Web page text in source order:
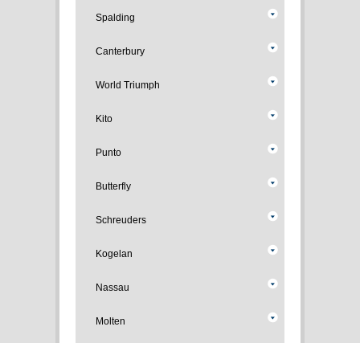
Spalding
Canterbury
World Triumph
Kito
Punto
Butterfly
Schreuders
Kogelan
Nassau
Molten